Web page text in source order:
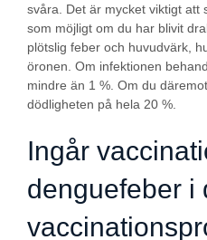
svåra. Det är mycket viktigt att
som möjligt om du har blivit
plötslig feber och huvudvärk,
öronen. Om infektionen
mindre än 1 %. Om du
dödligheten på hela 20 %.
Ingår
denguefeber i